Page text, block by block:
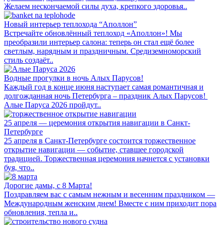
Желаем нескончаемой силы духа, крепкого здоровья..
Новый интерьер теплохода “Аполлон”
Встречайте обновлённый теплоход «Аполлон»! Мы
преобразили интерьер салона: теперь он стал ещё более
светлым, нарядным и праздничным. Средиземноморский
стиль создаёт..
Водные прогулки в ночь Алых Парусов!
Каждый год в конце июня наступает самая романтичная и
долгожданная ночь Петербурга – праздник Алых Парусов!
Алые Паруса 2026 пройдут..
25 апреля — церемония открытия навигации в Санкт-
Петербурге
25 апреля в Санкт-Петербурге состоится торжественное
открытие навигации — событие, ставшее городской
традицией. Торжественная церемония начнется с установки
буя, что..
Дорогие дамы, с 8 Марта!
Поздравляем вас с самым нежным и весенним праздником —
Международным женским днем! Вместе с ним приходит пора
обновления, тепла и..